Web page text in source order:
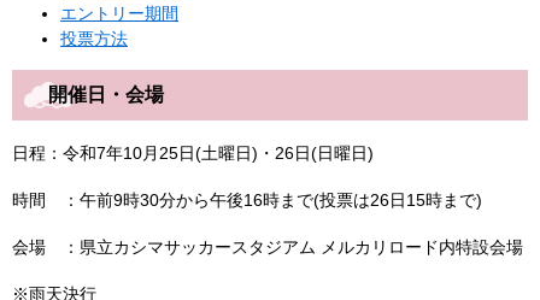
エントリー期間
投票方法
開催日・会場
日程：令和7年10月25日(土曜日)・26日(日曜日)
時間 ：午前9時30分から午後16時まで(投票は26日15時まで)
会場 ：県立カシマサッカースタジアム メルカリロード内特設会場
※雨天決行